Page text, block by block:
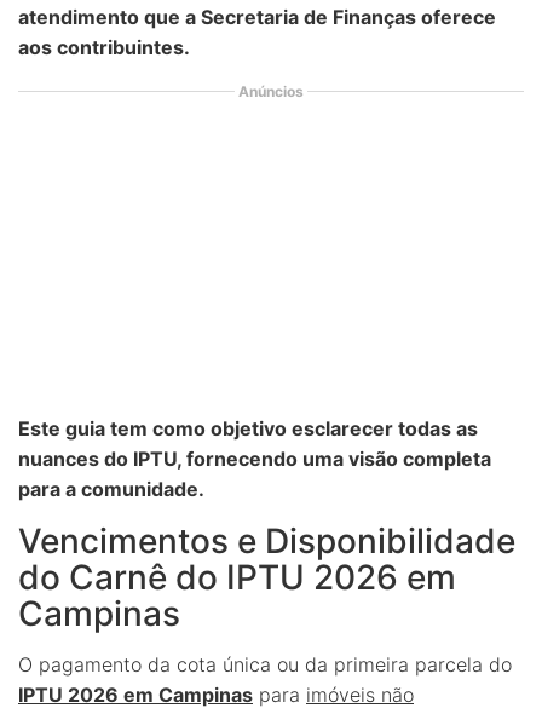
atendimento que a Secretaria de Finanças oferece
aos contribuintes.
Anúncios
Este guia tem como objetivo esclarecer todas as
nuances do IPTU, fornecendo uma visão completa
para a comunidade.
Vencimentos e Disponibilidade
do Carnê do IPTU 2026 em
Campinas
O pagamento da cota única ou da primeira parcela do
IPTU 2026 em Campinas para imóveis não